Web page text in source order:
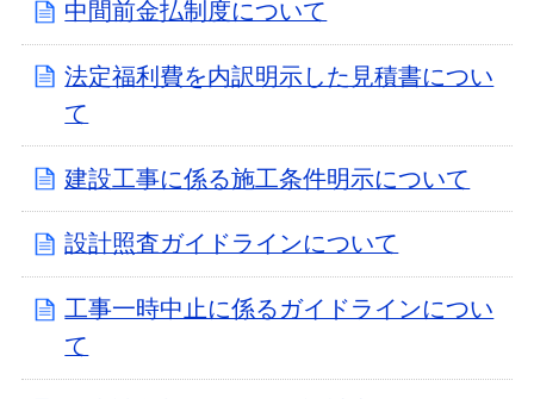
中間前金払制度について
法定福利費を内訳明示した見積書につい
て
建設工事に係る施工条件明示について
設計照査ガイドラインについて
工事一時中止に係るガイドラインについ
て